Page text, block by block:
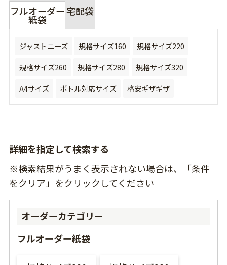
フルオーダー
紙袋
宅配袋
ジャストニーズ 規格サイズ160
規格サイズ220
規格サイズ260
規格サイズ280
規格サイズ320
A4サイズ
ボトル対応サイズ 格安ギザギザ
詳細を指定して検索する
※検索結果がうまく表示されない場合は、「条件
をクリア」をクリックしてください
オーダーカテゴリー
フルオーダー紙袋